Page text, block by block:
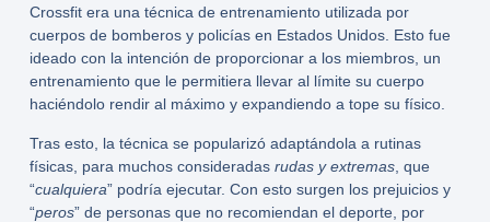
Crossfit era una técnica de entrenamiento utilizada por
cuerpos de bomberos y policías en Estados Unidos. Esto fue
ideado con la intención de proporcionar a los miembros, un
entrenamiento que le permitiera llevar al límite su cuerpo
haciéndolo rendir al máximo y expandiendo a tope su físico.
Tras esto, la técnica se popularizó adaptándola a rutinas
físicas, para muchos consideradas rudas y extremas, que
“cualquiera” podría ejecutar. Con esto surgen los prejuicios y
“peros” de personas que no recomiendan el deporte, por